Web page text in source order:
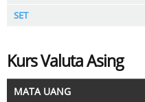
SET
Kurs Valuta Asing
MATA UANG